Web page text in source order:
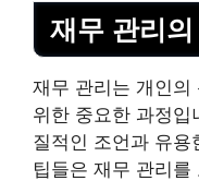
재무 관리
재무 관리는 개인의
위한 중요한 과정입
질적인 조언과 유
팁들은 재무 관리를